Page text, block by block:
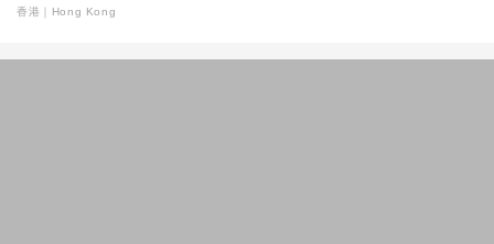
香港 Hong Kong